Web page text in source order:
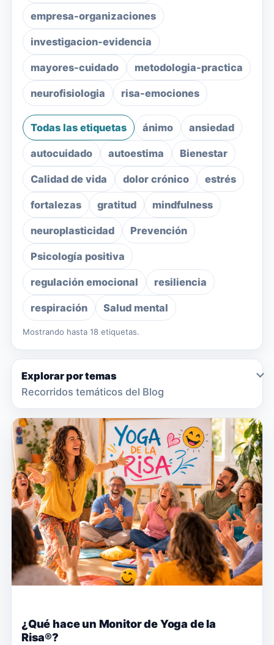
empresa-organizaciones
investigacion-evidencia
mayores-cuidado metodologia-practica
neurofisiologia risa-emociones
Todas las etiquetas ánimo ansiedad
autocuidado autoestima Bienestar
Calidad de vida dolor crónico estrés
fortalezas gratitud mindfulness
neuroplasticidad Prevención
Psicología positiva
regulación emocional resiliencia
respiración Salud mental
Mostrando hasta 18 etiquetas.
Explorar por temas
Recorridos temáticos del Blog
¿Qué hace un Monitor de Yoga de la
Risa®?